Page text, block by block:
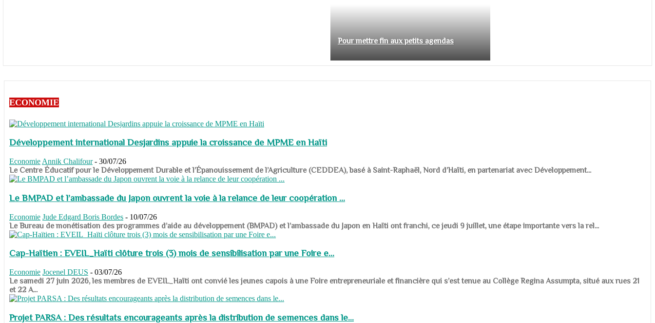
Pour mettre fin aux petits agendas
ECONOMIE
Développement international Desjardins appuie la croissance de MPME en Haïti
Economie Annik Chalifour - 30/07/26
​​​​​​​Le Centre Éducatif pour le Développement Durable et l’Épanouissement de l’Agriculture (CEDDEA), basé à Saint-Raphaël, Nord d’Haïti, en partenariat avec Développement...
Le BMPAD et l’ambassade du Japon ouvrent la voie à la relance de leur coopération ...
Economie Jude Edgard Boris Bordes - 10/07/26
​​​​​​​Le Bureau de monétisation des programmes d’aide au développement (BMPAD) et l’ambassade du Japon en Haïti ont franchi, ce jeudi 9 juillet, une étape importante vers la rel...
Cap-Haïtien : EVEIL_Haïti clôture trois (3) mois de sensibilisation par une Foire e...
Economie Jocenel DEUS - 03/07/26
Le samedi 27 juin 2026, les membres de EVEIL_Haïti ont convié les jeunes capois à une Foire entrepreneuriale et financière qui s’est tenue au Collège Regina Assumpta, situé aux rues 21
et 22 A...
Projet PARSA : Des résultats encourageants après la distribution de semences dans le...